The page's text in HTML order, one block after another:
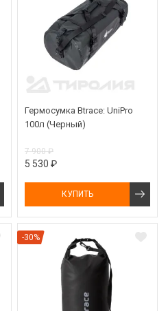
Гермосумка Btrace: UniPro
100л (Черный)
7 900 ₽
5 530 ₽
КУПИТЬ
-30%